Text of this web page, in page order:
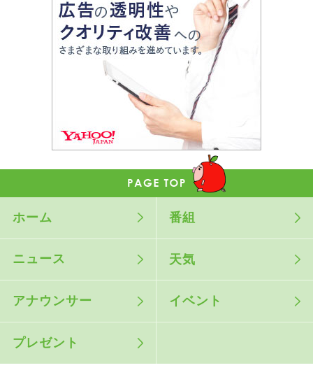
ホーム 番組
ニュース 天気
アナウンサー イベント
プレゼント